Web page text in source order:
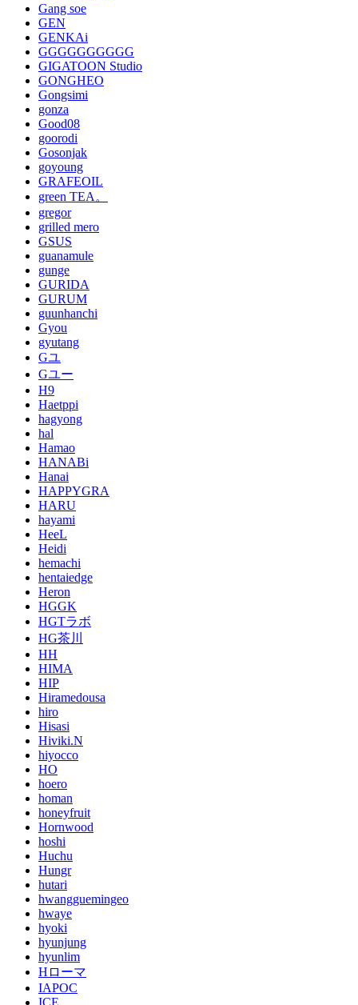
Gang soe
GEN
GENKAi
GGGGGGGGGG
GIGATOON Studio
GONGHEO
Gongsimi
gonza
Good08
goorodi
Gosonjak
goyoung
GRAFEOIL
green TEA。
gregor
grilled mero
GSUS
guanamule
gunge
GURIDA
GURUM
guunhanchi
Gyou
gyutang
Gユ
Gユー
H9
Haetppi
hagyong
hal
Hamao
HANABi
Hanai
HAPPYGRA
HARU
hayami
HeeL
Heidi
hemachi
hentaiedge
Heron
HGGK
HGTラボ
HG茶川
HH
HIMA
HIP
Hiramedousa
hiro
Hisasi
Hiviki.N
hiyocco
HO
hoero
homan
honeyfruit
Hornwood
hoshi
Huchu
Hungr
hutari
hwangguemingeo
hwaye
hyoki
hyunjung
hyunlim
Hローマ
IAPOC
ICE